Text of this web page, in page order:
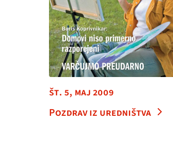
št. 5, maj 2009
Pozdrav iz uredništva